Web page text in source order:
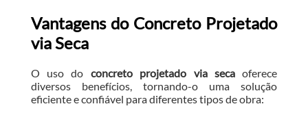
Vantagens do Concreto Projetado
via Seca
O uso do concreto projetado via secaoferece
diversos benefícios, tornando-o uma solução
eficiente e confiável para diferentes tipos de obra: